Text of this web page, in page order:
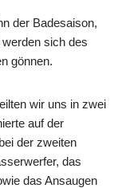
der Badesaison,
sich des
gönnen.
wir uns in zwei
auf der
der zweiten
das
das Ansaugen